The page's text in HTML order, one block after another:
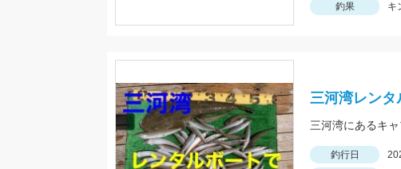
釣果
キ
三河湾レンタ
三河湾にあるキ
釣行日